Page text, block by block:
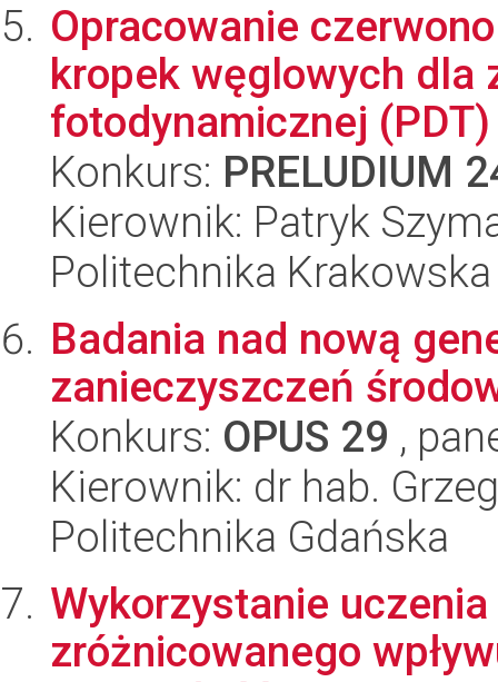
Opracowanie
kropek węglowych dla
fotodynamicznej (PDT)
Konkurs: PRELUDIUM
Kierownik: Patryk
Politechnika
Badania nad nową
zanieczyszczeń
Konkurs: OPUS 29 ,
Kierownik: dr hab.
Politechnika Gdańska
Wykorzystanie
zróżnicowanego